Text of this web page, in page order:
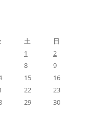
土
日
1
2
8
9
15
16
22
23
29
30